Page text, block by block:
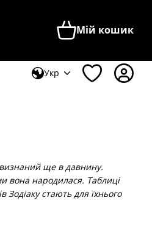
Мій кошик
Укр
ще в давнину.
вона народилася. Таблиці
Зодіаку стають для їхнього